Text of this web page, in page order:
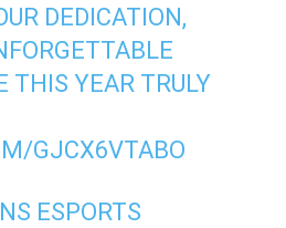
DEDICATION,
THIS YEAR TRULY
GJCX6VTABO
ESPORTS